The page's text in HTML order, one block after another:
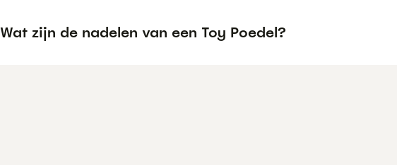
Wat zijn de nadelen van een Toy Poedel?